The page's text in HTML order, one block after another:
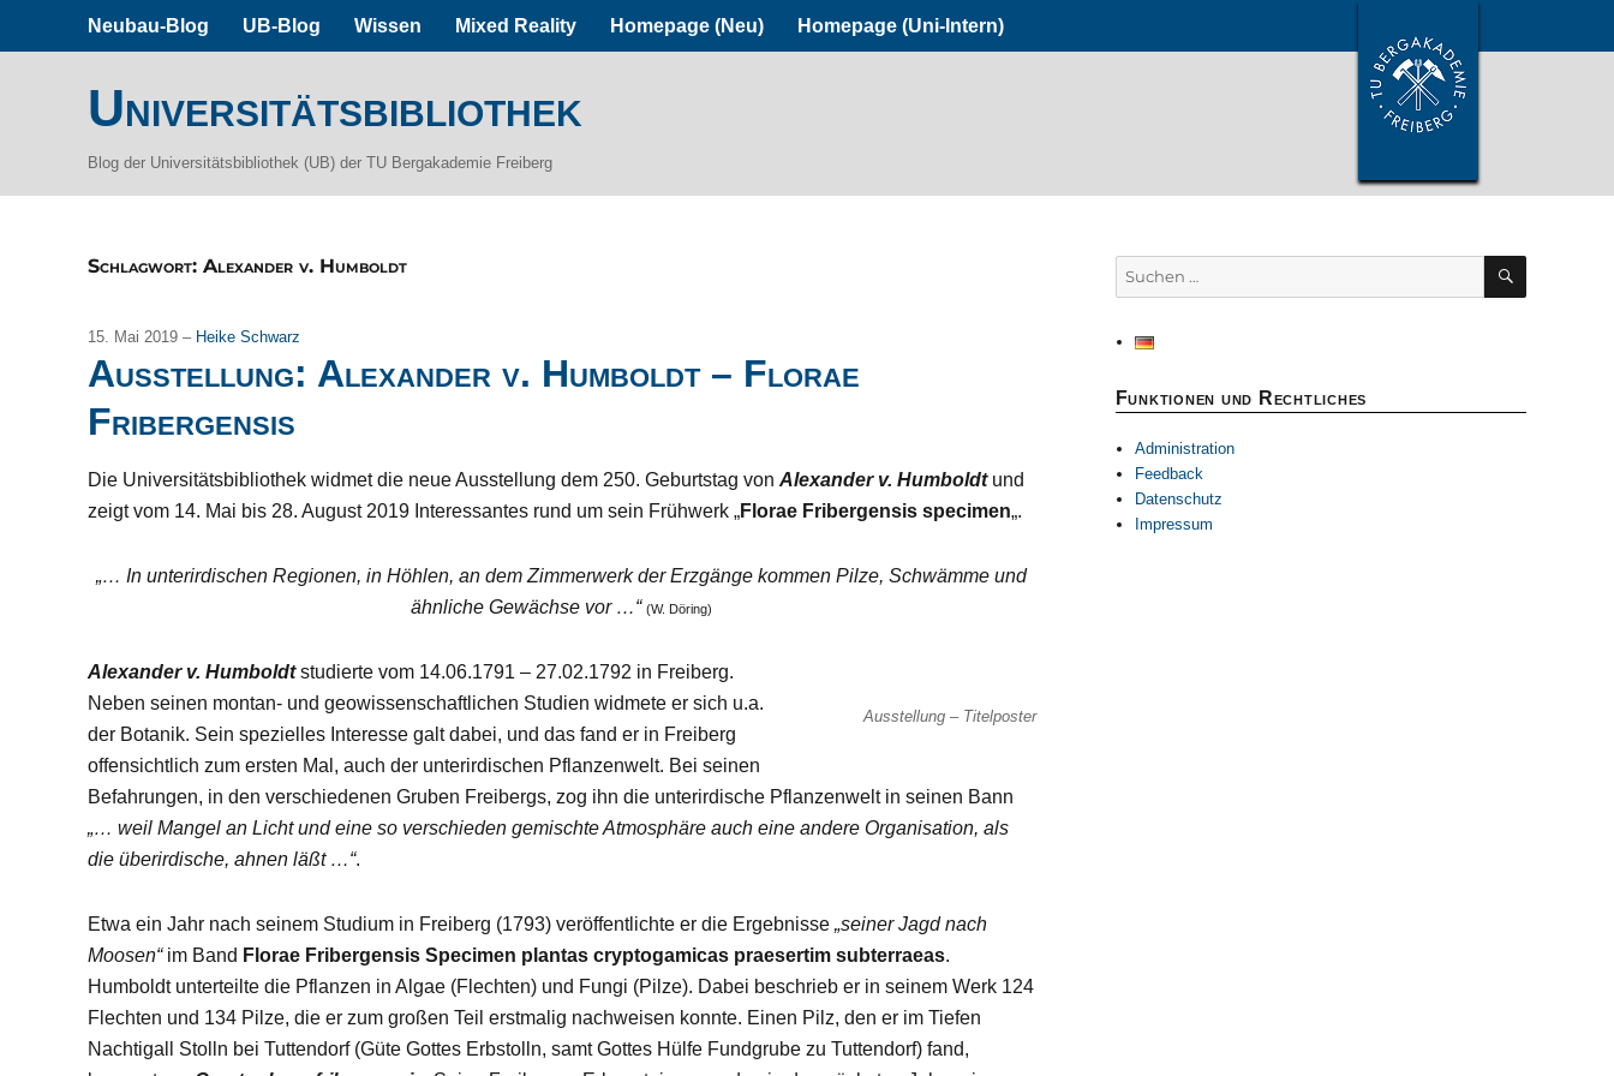
Neubau-Blog UB-Blog Wissen Mixed Reality Homepage (Neu) Homepage (Uni-Intern)
Universitätsbibliothek
Blog der Universitätsbibliothek (UB) der TU Bergakademie Freiberg
Schlagwort:Alexander v. Humboldt
15. Mai 2019 – Heike Schwarz
Ausstellung: Alexander v. Humboldt – Florae
Fribergensis
Die Universitätsbibliothek widmet die neue Ausstellung dem 250. Geburtstag vonAlexander v. Humboldtund
zeigt vom 14. Mai bis 28. August 2019 Interessantes rund um sein Frühwerk „Florae Fribergensis specimen„.
„… In unterirdischen Regionen, in Höhlen, an dem Zimmerwerk der Erzgänge kommen Pilze, Schwämme und
ähnliche Gewächse vor …“ (W. Döring)
Ausstellung – Titelposter
Alexander v. Humboldtstudierte vom 14.06.1791 – 27.02.1792 in Freiberg.
Neben seinen montan- und geowissenschaftlichen Studien widmete er sich u.a.
der Botanik. Sein spezielles Interesse galt dabei, und das fand er in Freiberg
offensichtlich zum ersten Mal, auch der unterirdischen Pflanzenwelt. Bei seinen
Befahrungen, in den verschiedenen Gruben Freibergs, zog ihn die unterirdische Pflanzenwelt in seinen Bann
„… weil Mangel an Licht und eine so verschieden gemischte Atmosphäre auch eine andere Organisation, als
die überirdische, ahnen läßt …“.
Etwa ein Jahr nach seinem Studium in Freiberg (1793) veröffentlichte er die Ergebnisse„seiner Jagd nach
Moosen“im Band Florae Fribergensis Specimen plantas cryptogamicas praesertim subterraeas.
Humboldt unterteilte die Pflanzen in Algae (Flechten) und Fungi (Pilze). Dabei beschrieb er in seinem Werk 124
Flechten und 134 Pilze, die er zum großen Teil erstmalig nachweisen konnte. Einen Pilz, den er im Tiefen
Nachtigall Stolln bei Tuttendorf (Güte Gottes Erbstolln, samt Gottes Hülfe Fundgrube zu Tuttendorf) fand,
Suchen
nach:
SUCHEN
Funktionen und Rechtliches
Administration
Feedback
Datenschutz
Impressum